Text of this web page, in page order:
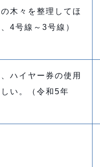
木々を整理してほ
4号線～3号線）
ハイヤー券の使用
い。（令和5年